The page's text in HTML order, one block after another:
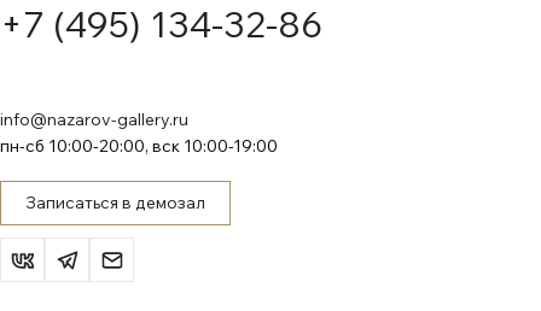
+7 (495) 134-32-86
info@nazarov-gallery.ru
пн-сб 10:00-20:00, вск 10:00-19:00
Записаться в демозал